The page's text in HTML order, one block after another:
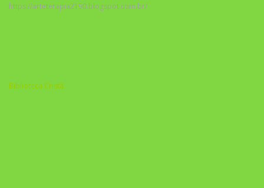
https://arteterapia2190.blogspot.com.br/
Biblioteca Cristã